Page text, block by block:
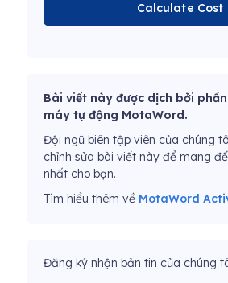
Calculate Cost
Bài viết này được dịch bởi
máy tự động MotaWord.
Đội ngũ biên tập viên của chúng
chỉnh sửa bài viết này để mang
nhất cho bạn.
Tìm hiểu thêm về MotaWord
Đăng ký nhận bản tin của chúng